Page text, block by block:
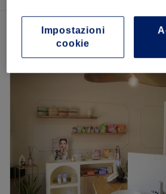
Un salone che offre:
depilazione a Pula, Città metropolitana di
Impostazioni
cookie